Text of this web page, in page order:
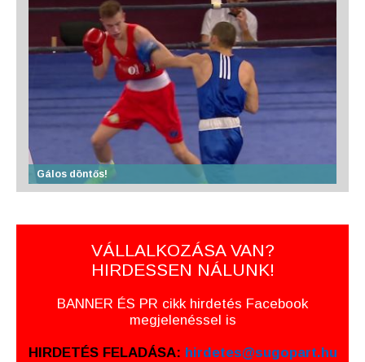
Gálos döntős!
VÁLLALKOZÁSA VAN?
HIRDESSEN NÁLUNK!
BANNER ÉS PR cikk hirdetés Facebook
megjelenéssel is
HIRDETÉS FELADÁSA: hirdetes@sugopart.hu